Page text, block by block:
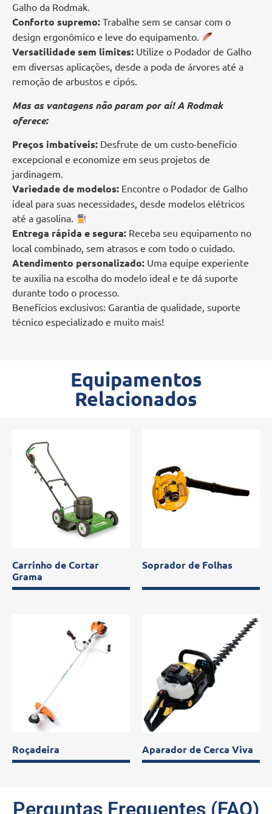
Galho da Rodmak. ️
Conforto supremo: Trabalhe sem se cansar com o
design ergonômico e leve do equipamento.
Versatilidade sem limites: Utilize o Podador de Galho
em diversas aplicações, desde a poda de árvores até a
remoção de arbustos e cipós.
Mas as vantagens não param por aí! A Rodmak
oferece:
Preços imbatíveis: Desfrute de um custo-benefício
excepcional e economize em seus projetos de
jardinagem.
Variedade de modelos: Encontre o Podador de Galho
ideal para suas necessidades, desde modelos elétricos
até a gasolina.
Entrega rápida e segura: Receba seu equipamento no
local combinado, sem atrasos e com todo o cuidado.
Atendimento personalizado: Uma equipe experiente
te auxilia na escolha do modelo ideal e te dá suporte
durante todo o processo. ‍‍
Benefícios exclusivos: Garantia de qualidade, suporte
técnico especializado e muito mais!
Equipamentos
Relacionados
Carrinho de Cortar
Grama
Soprador de Folhas
Roçadeira Aparador de Cerca Viva
Perguntas Frequentes (FAQ)